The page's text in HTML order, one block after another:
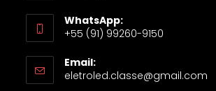
WhatsApp:
+55 (91) 99260-9150
Email:
eletroled.classe@gmail.com